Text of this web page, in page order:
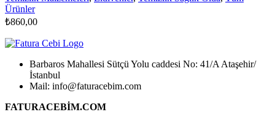
Ürünler
₺860,00
Barbaros Mahallesi Sütçü Yolu caddesi No: 41/A Ataşehir/
İstanbul
Mail: info@faturacebim.com
FATURACEBİM.COM